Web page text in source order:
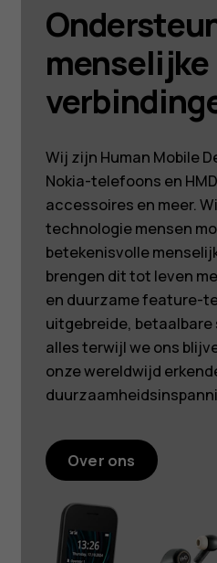
menselijke
Wij zijn Human Mobile
Nokia-telefoons en
accessoires en meer.
technologie mensen
betekenisvolle
brengen dit tot leven
en duurzame feature-
uitgebreide, betaalbare
alles terwijl we ons
onze wereldwijd
Over ons